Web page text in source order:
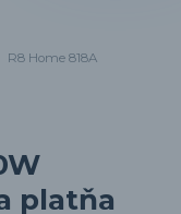
R8 Home 818A
platňa